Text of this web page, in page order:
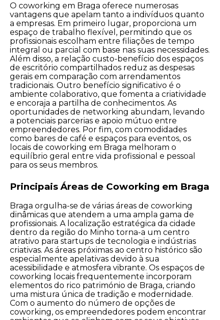
O coworking em Braga oferece numerosas
vantagens que apelam tanto a indivíduos quanto
a empresas. Em primeiro lugar, proporciona um
espaço de trabalho flexível, permitindo que os
profissionais escolham entre filiações de tempo
integral ou parcial com base nas suas necessidades.
Além disso, a relação custo-benefício dos espaços
de escritório compartilhados reduz as despesas
gerais em comparação com arrendamentos
tradicionais. Outro benefício significativo é o
ambiente colaborativo, que fomenta a criatividade
e encoraja a partilha de conhecimentos. As
oportunidades de networking abundam, levando
a potenciais parcerias e apoio mútuo entre
empreendedores. Por fim, com comodidades
como bares de café e espaços para eventos, os
locais de coworking em Braga melhoram o
equilíbrio geral entre vida profissional e pessoal
para os seus membros.
Principais Áreas de Coworking em Braga
Braga orgulha-se de várias áreas de coworking
dinâmicas que atendem a uma ampla gama de
profissionais. A localização estratégica da cidade
dentro da região do Minho torna-a um centro
atrativo para startups de tecnologia e indústrias
criativas. As áreas próximas ao centro histórico são
especialmente apelativas devido à sua
acessibilidade e atmosfera vibrante. Os espaços de
coworking locais frequentemente incorporam
elementos do rico património de Braga, criando
uma mistura única de tradição e modernidade.
Com o aumento do número de opções de
coworking, os empreendedores podem encontrar